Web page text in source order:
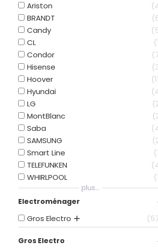
Ariston
BRANDT
Candy
CL
1
Condor
Hisense
Hoover
11
Hyundai
LG
MontBlanc
Saba
SAMSUNG
Smart Line
1
TELEFUNKEN
WHIRLPOOL
1
plus...
Electroménager
Gros Electro
Gros Electro